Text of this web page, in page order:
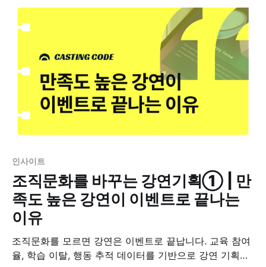
인사이트
조직문화를 바꾸는 강연기획① | 만
족도 높은 강연이 이벤트로 끝나는
이유
조직문화를 모르면 강연은 이벤트로 끝납니다. 교육 참여
율, 학습 이탈, 행동 추적 데이터를 기반으로 강연 기획의